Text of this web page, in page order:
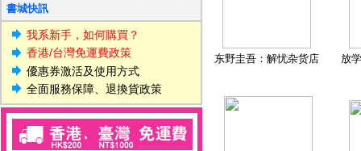
書城快訊
我系新手，如何購買？
香港/台灣免運費政策
優惠券激活及使用方式
全面服務保障、退換貨政策
东野圭吾：解忧杂货店 放